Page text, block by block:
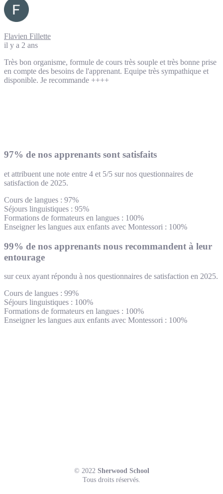
Flavien Fillette
il y a 2 ans
Très bon organisme, formule de cours très souple et très bonne prise
en compte des besoins de l'apprenant. Equipe très sympathique et
disponible. Je recommande ++++
97% de nos apprenants sont satisfaits
et attribuent une note entre 4 et 5/5 sur nos questionnaires de
satisfaction de 2025.
Cours de langues : 97%
Séjours linguistiques : 95%
Formations de formateurs en langues : 100%
Enseigner les langues aux enfants avec Montessori : 100%
99% de nos apprenants nous recommandent à leur
entourage
sur ceux ayant répondu à nos questionnaires de satisfaction en 2025.
Cours de langues : 99%
Séjours linguistiques : 100%
Formations de formateurs en langues : 100%
Enseigner les langues aux enfants avec Montessori : 100%
© 2022 Sherwood School
Tous droits réservés.